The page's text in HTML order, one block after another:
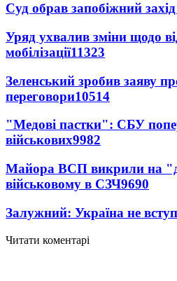
Суд обрав запобіжний
Уряд ухвалив зміни щодо
мобілізації11323
Зеленський зробив заяву
переговори10514
"Медові пастки": СБУ
військових9982
Майора ВСП викрили на
військовому в СЗЧ9690
Залужний: Україна не
Читати коментарі